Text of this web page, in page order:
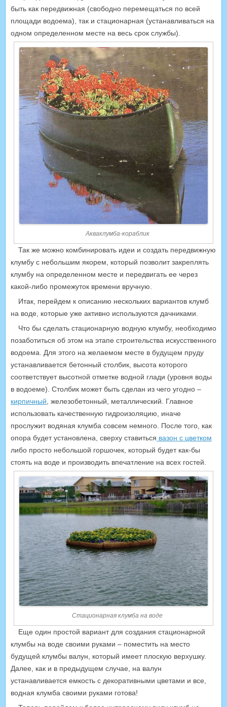
быть как передвижная (свободно перемещаться по всей
площади водоема), так и стационарная (устанавливаться на
одном определенном месте на весь срок службы).
Акваклумба-кораблик
Так же можно комбинировать идеи и создать передвижную
клумбу с небольшим якорем, который позволит закреплять
клумбу на определенном месте и передвигать ее через
какой-либо промежуток времени вручную.
Итак, перейдем к описанию нескольких вариантов клумб
на воде, которые уже активно используются дачниками.
Что бы сделать стационарную водную клумбу, необходимо
позаботиться об этом на этапе строительства искусственного
водоема. Для этого на желаемом месте в будущем пруду
устанавливается бетонный столбик, высота которого
соответствует высотной отметке водной глади (уровня воды
в водоеме). Столбик может быть сделан из чего угодно –
кирпичный , железобетонный, металлический. Главное
использовать качественную гидроизоляцию, иначе
прослужит водяная клумба совсем немного. После того, как
опора будет установлена, сверху ставиться вазон с цветком
либо просто небольшой горшочек, который будет как-бы
стоять на воде и производить впечатление на всех гостей.
Стационарная клумба на воде
Еще один простой вариант для создания стационарной
клумбы на воде своими руками – поместить на место
будущей клумбы валун, который имеет плоскую верхушку.
Далее, как и в предыдущем случае, на валун
устанавливается емкость с декоративными цветами и все,
водная клумба своими руками готова!